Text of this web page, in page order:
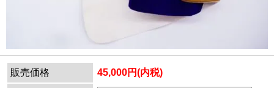
販売価格 45,000円(内税)